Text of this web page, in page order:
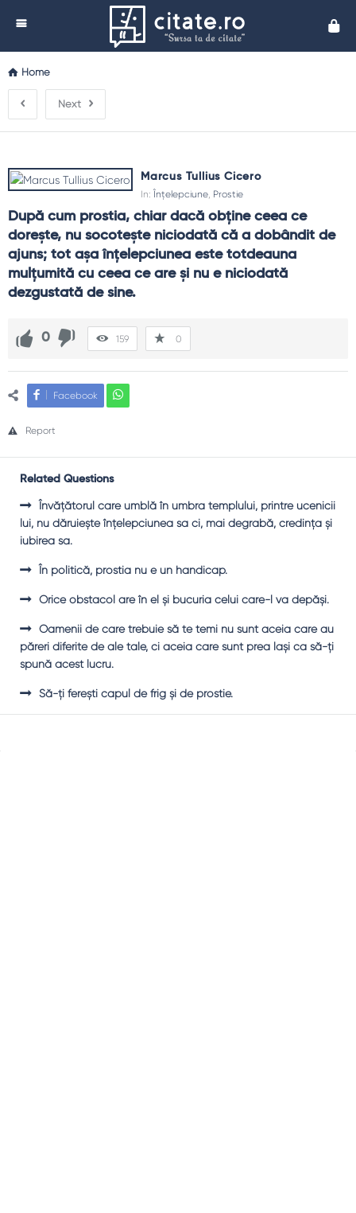
Home
Next
Marcus Tullius Cicero
In: Înțelepciune, Prostie
După cum prostia, chiar dacă obţine ceea ce
doreşte, nu socoteşte niciodată că a dobândit de
ajuns; tot aşa înţelepciunea este totdeauna
mulţumită cu ceea ce are şi nu e niciodată
dezgustată de sine.
0 159 0
Facebook
Report
Related Questions
Învăţătorul care umblă în umbra templului, printre ucenicii
lui, nu dăruieşte înţelepciunea sa ci, mai degrabă, credinţa şi
iubirea sa.
În politică, prostia nu e un handicap.
Orice obstacol are în el şi bucuria celui care-l va depăşi.
Oamenii de care trebuie să te temi nu sunt aceia care au
păreri diferite de ale tale, ci aceia care sunt prea laşi ca să-ţi
spună acest lucru.
Să-ţi fereşti capul de frig şi de prostie.